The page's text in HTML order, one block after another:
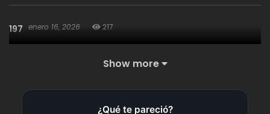
197 enero 16, 2026 217
210
252
Show more
¿Qué te pareció?